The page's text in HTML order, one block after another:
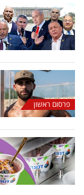
פרסום ראשון